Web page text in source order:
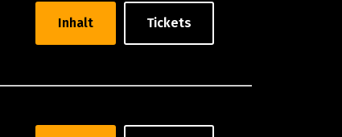
Inhalt Tickets